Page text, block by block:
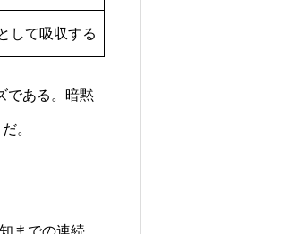
して吸収する
である。暗黙
。